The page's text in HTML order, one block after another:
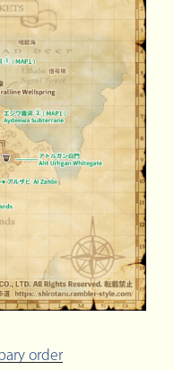
order